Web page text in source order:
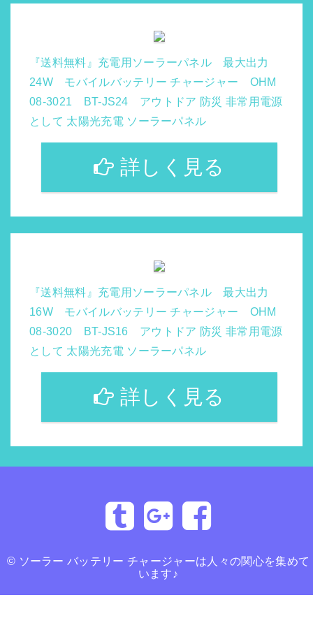
『送料無料』充電用ソーラーパネル 最大出力
24W モバイルバッテリー チャージャー OHM
08-3021 BT-JS24 アウトドア 防災 非常用電源
として 太陽光充電 ソーラーパネル
詳しく見る
『送料無料』充電用ソーラーパネル 最大出力
16W モバイルバッテリー チャージャー OHM
08-3020 BT-JS16 アウトドア 防災 非常用電源
として 太陽光充電 ソーラーパネル
詳しく見る
© ソーラー バッテリー チャージャーは人々の関心を集めて
います♪